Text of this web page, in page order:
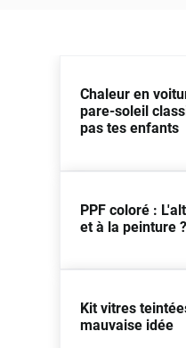
Chaleur en
pare-soleil
pas tes enfants
PPF coloré :
et à la peinture ?
Kit vitres
mauvaise idée